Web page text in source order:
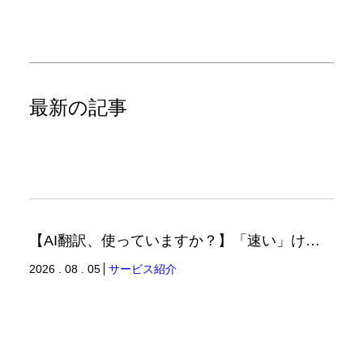
最新の記事
【AI翻訳、使っていますか？】「速い」けど「正しい」は別の話（翻訳ブログ）
2026 . 08 . 05 サービス紹介